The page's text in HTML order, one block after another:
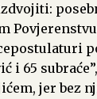
i 65
jer bez